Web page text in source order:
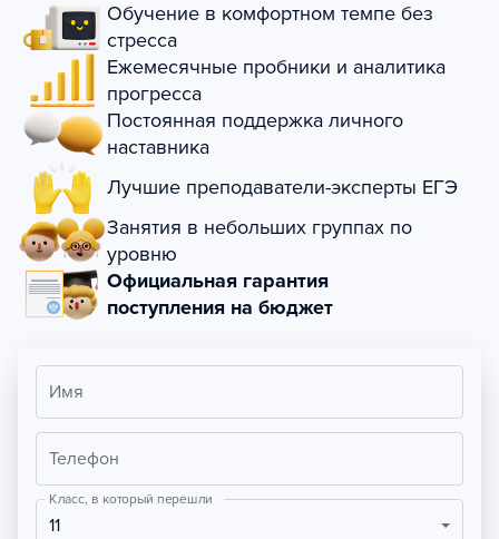
Обучение в комфортном темпе без
стресса
Ежемесячные пробники и аналитика
прогресса
Постоянная поддержка личного
наставника
Лучшие преподаватели-эксперты ЕГЭ
Занятия в небольших группах по
уровню
Официальная гарантия
поступления на бюджет
Имя
Телефон
Класс, в который перешли
11